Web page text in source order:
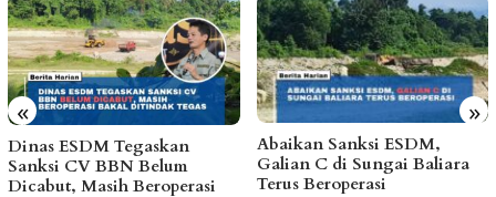
« »
Abaikan Sanksi ESDM,
Galian C di Sungai Baliara
Terus Beroperasi
Arpan Sahar Prioritaskan
Kawal Kebutuhan Dasar
Warga Pesisir di Tengah